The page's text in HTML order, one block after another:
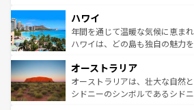
ば市内交通費無料で観光を楽しむこと
着のスイス情報はコンテンツ一覧
のような巨大都市は、観光、シ
ンメントが詰まった刺激的なス
西部には大自然が広がり、グラ
部のニューオーリンズでは、音
文化が魅力。旅行者はアメリカ
しみながら、その多様性と豊か
ハワイ
年間を通じて温暖な気候に恵ま
ハワイは、どの島も独自の魅力
ワイ島は見逃せない。また、定
島だが、静かな自然を求めるな
おすすめ。エメラルドグリーン
オーストラリア
オーストラリアは、壮大な自然
シドニーのシンボルであるシド